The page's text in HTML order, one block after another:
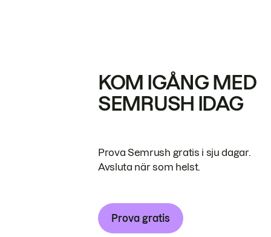
KOM IGÅNG MED
SEMRUSH IDAG
Prova Semrush gratis i sju dagar.
Avsluta när som helst.
Prova gratis